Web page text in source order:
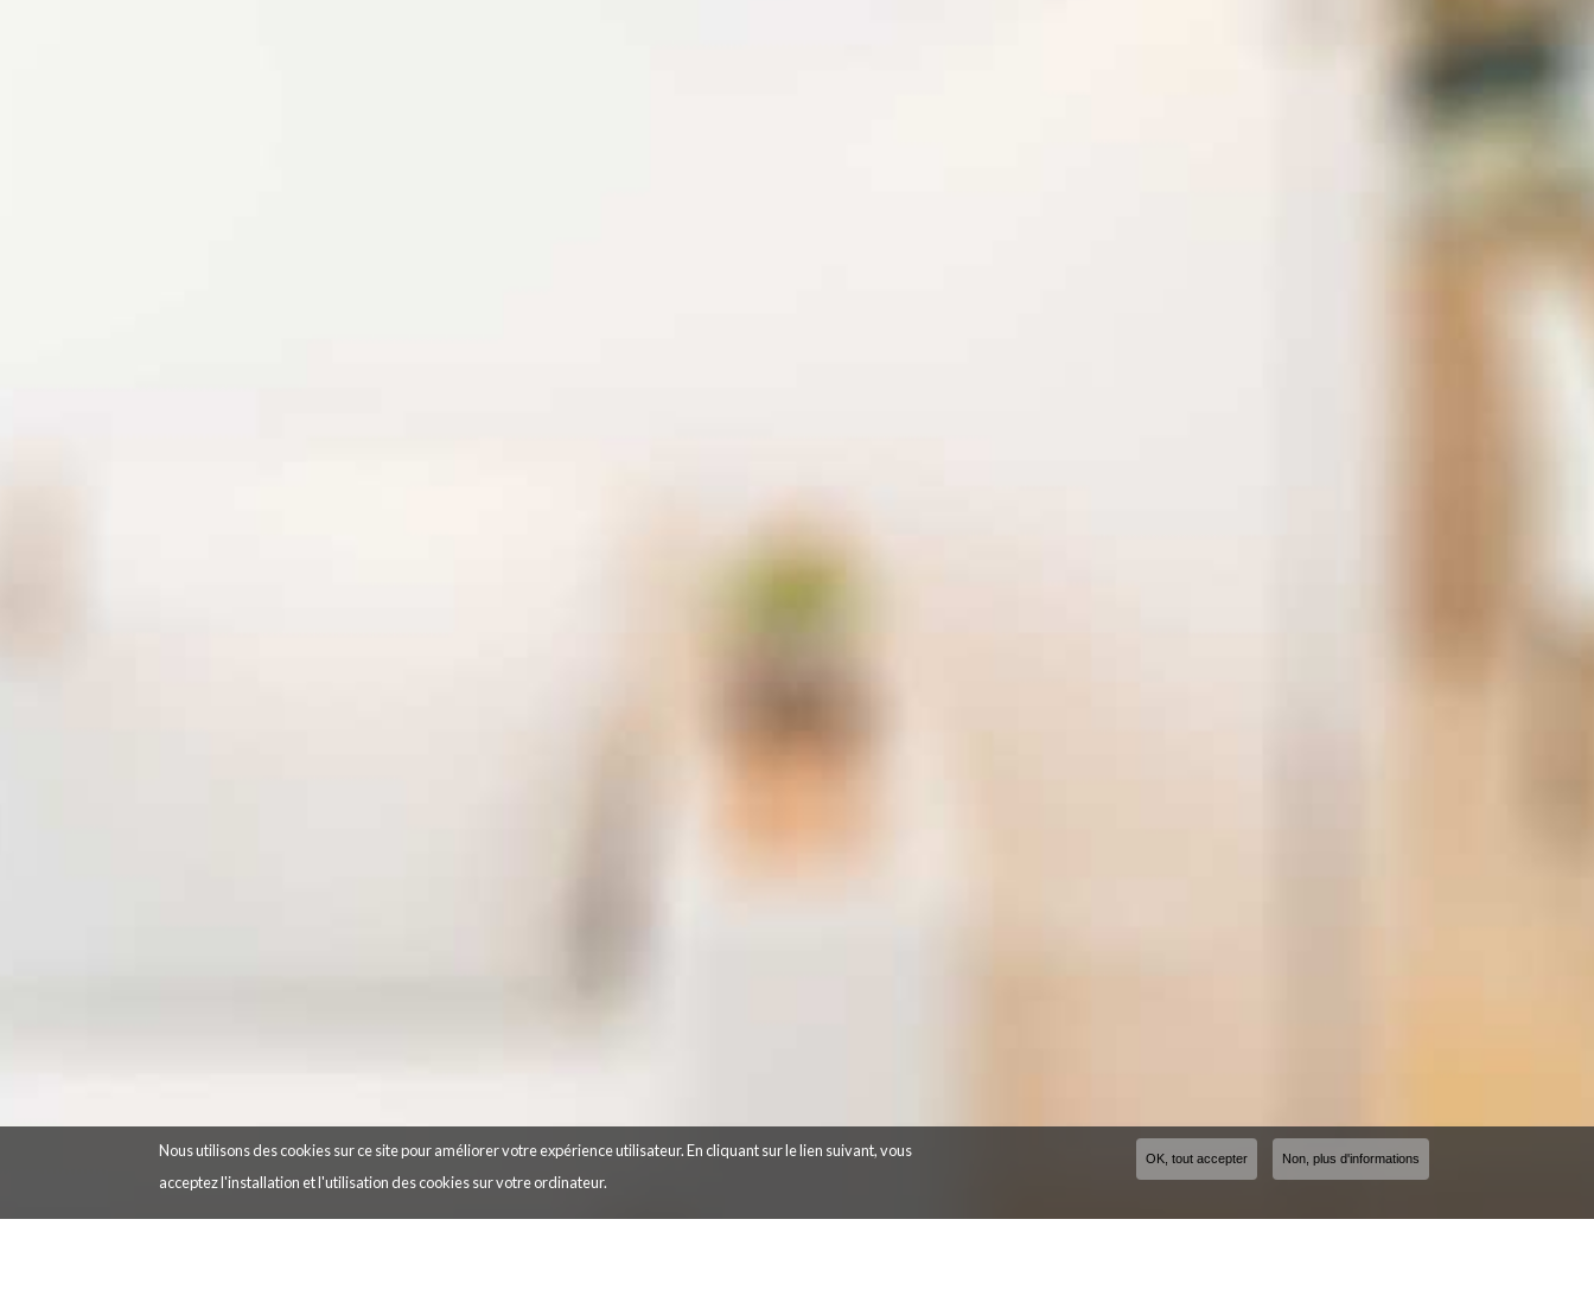
Nous utilisons des cookies sur ce site pour améliorer votre expérience utilisateur. En cliquant sur le lien suivant, vous
acceptez l'installation et l'utilisation des cookies sur votre ordinateur.
OK, tout accepter Non, plus d'informations